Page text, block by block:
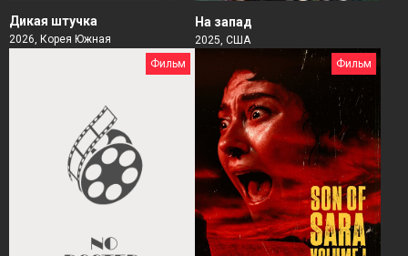
Дикая штучка
2026, Корея Южная
На запад
2025, США
Фильм
Фильм